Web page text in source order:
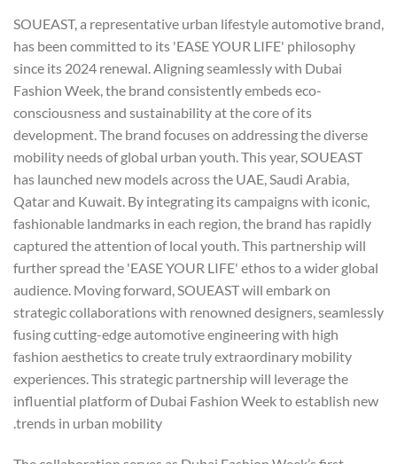
SOUEAST, a representative urban lifestyle automotive brand,
has been committed to its 'EASE YOUR LIFE' philosophy
since its 2024 renewal. Aligning seamlessly with Dubai
Fashion Week, the brand consistently embeds eco-
consciousness and sustainability at the core of its
development. The brand focuses on addressing the diverse
mobility needs of global urban youth. This year, SOUEAST
has launched new models across the UAE, Saudi Arabia,
Qatar and Kuwait. By integrating its campaigns with iconic,
fashionable landmarks in each region, the brand has rapidly
captured the attention of local youth. This partnership will
further spread the 'EASE YOUR LIFE' ethos to a wider global
audience. Moving forward, SOUEAST will embark on
strategic collaborations with renowned designers, seamlessly
fusing cutting-edge automotive engineering with high
fashion aesthetics to create truly extraordinary mobility
experiences. This strategic partnership will leverage the
influential platform of Dubai Fashion Week to establish new
trends in urban mobility.